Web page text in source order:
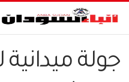
جولة ميدانية